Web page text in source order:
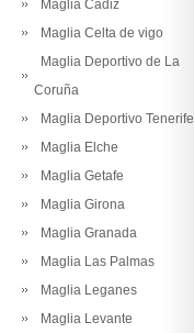
Maglia Cadiz
Maglia Celta de vigo
Maglia Deportivo de La
Coruña
Maglia Deportivo Tenerife
Maglia Elche
Maglia Getafe
Maglia Girona
Maglia Granada
Maglia Las Palmas
Maglia Leganes
Maglia Levante